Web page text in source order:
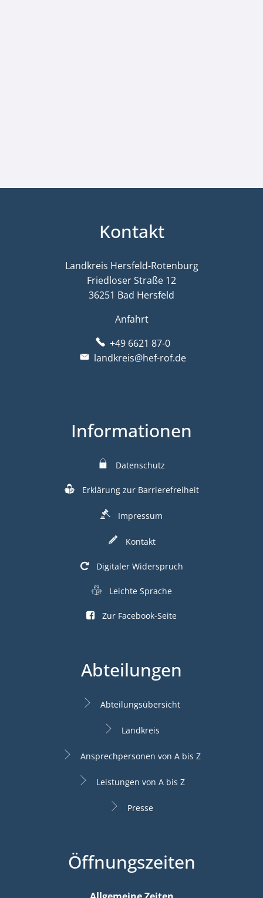
Kontakt
Landkreis Hersfeld-Rotenburg
Friedloser Straße 12
36251 Bad Hersfeld
Anfahrt
+49 6621 87-0
landkreis@hef-rof.de
Informationen
Datenschutz
Erklärung zur Barrierefreiheit
Impressum
Kontakt
Digitaler Widerspruch
Leichte Sprache
Zur Facebook-Seite
Abteilungen
Abteilungsübersicht
Landkreis
Ansprechpersonen von A bis Z
Leistungen von A bis Z
Presse
Öffnungszeiten